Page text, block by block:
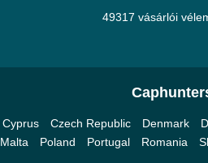
49317 vásárlói
Cyprus Czech Republic Denmark
Malta Poland Portugal Romania